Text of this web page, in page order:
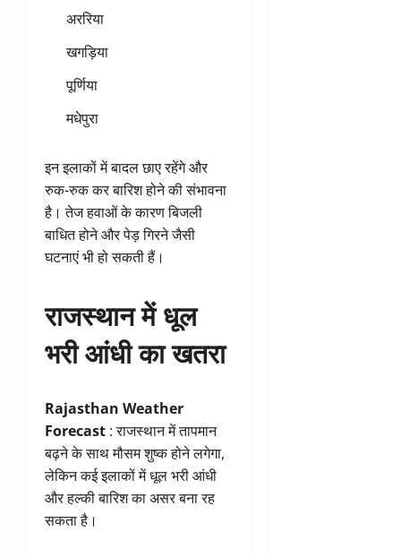
अररिया
खगड़िया
पूर्णिया
मधेपुरा
इन इलाकों में बादल छाए रहेंगे और
रुक-रुक कर बारिश होने की संभावना
है। तेज हवाओं के कारण बिजली
बाधित होने और पेड़ गिरने जैसी
घटनाएं भी हो सकती हैं।
राजस्थान में धूल
भरी आंधी का खतरा
Rajasthan Weather
Forecast : राजस्थान में तापमान
बढ़ने के साथ मौसम शुष्क होने लगेगा,
लेकिन कई इलाकों में धूल भरी आंधी
और हल्की बारिश का असर बना रह
सकता है।